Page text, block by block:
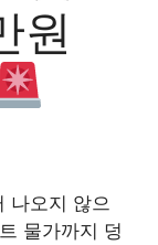
원
나오지 않으
물가까지 덩